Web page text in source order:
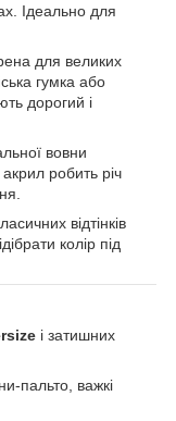
Ідеально для
для великих
гумка або
дорогий і
вовни
робить річ
відтінків
колір під
і затишних
пальто, важкі